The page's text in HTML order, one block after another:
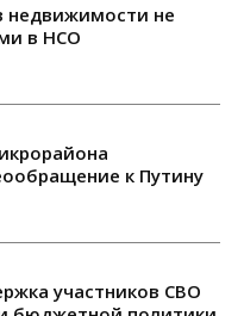
недвижимости не
в НСО
к Путину
участников СВО